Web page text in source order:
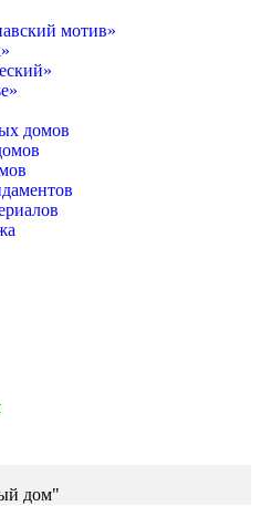
мотив»
домов
дом"